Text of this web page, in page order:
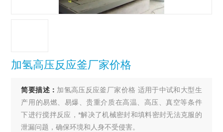
加氢高压反应釜厂家价格
简要描述： 加氢高压反应釜厂家价格 适用于中试和大型生
产用的易燃、易爆、贵重介质在高温、高压、真空等条件
下进行搅拌反应，*解决了机械密封和填料密封无法克服的
泄漏问题，确保环境和人身不受侵害。